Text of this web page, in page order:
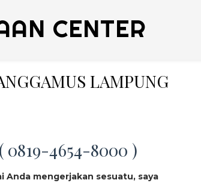
CENTER
LAMPUNG
0819-4654-8000 )
Anda mengerjakan sesuatu, saya